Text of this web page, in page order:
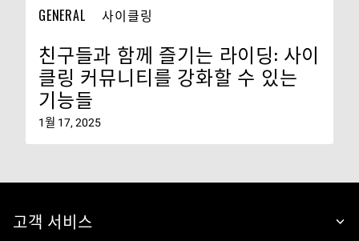
GENERAL 사이클링
친구들과 함께 즐기는 라이딩: 사이
클링 커뮤니티를 강화할 수 있는
기능들
1월 17, 2025
고객 서비스